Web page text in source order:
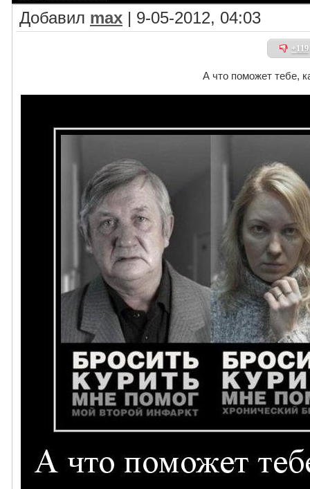
Добавил max | 9-05-2012, 04:03
+119
А что поможет тебе,